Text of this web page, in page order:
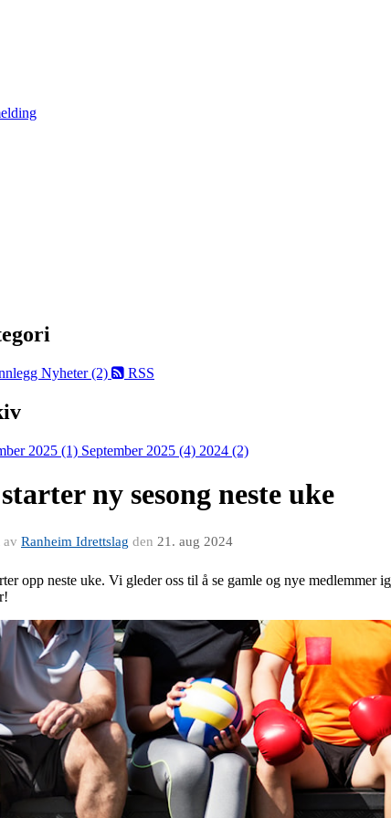
Nyheter (2) RSS
2025 (1) September 2025 (4) 2024 (2)
ny sesong neste uke
av Ranheim Idrettslag den 21. aug 2024
opp neste uke. Vi gleder oss til å se gamle og nye